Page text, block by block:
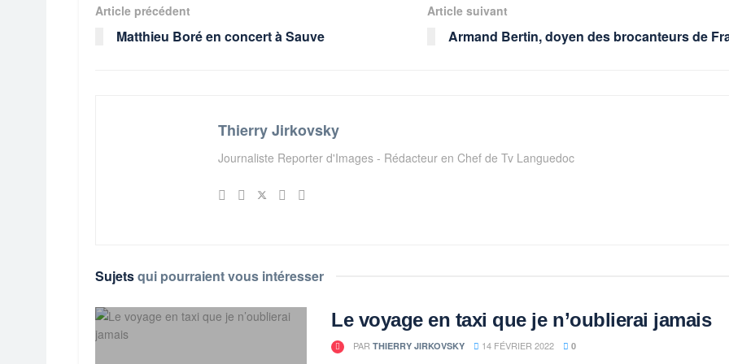
Article précédent
Matthieu Boré en concert à Sauve
Article suivant
Armand Bertin, doyen des brocanteurs de
Thierry Jirkovsky
Journaliste Reporter d'Images - Rédacteur en Chef de Tv Languedoc
Sujetsqui pourraient vous intéresser
Le voyage en taxi que je n’oublierai jamais
PAR THIERRY JIRKOVSKY 14 FÉVRIER 2022 0